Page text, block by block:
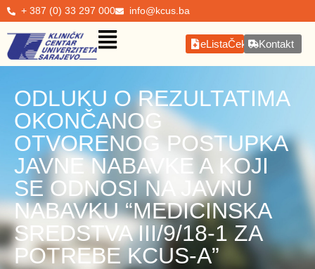
+ 387 (0) 33 297 000 info@kcus.ba
eListaČekanjaKontakt
ODLUKU O REZULTATIMA
OKONČANOG
OTVORENOG POSTUPKA
JAVNE NABAVKE A KOJI
SE ODNOSI NA JAVNU
NABAVKU “MEDICINSKA
SREDSTVA III/9/18-1 ZA
POTREBE KCUS-A”